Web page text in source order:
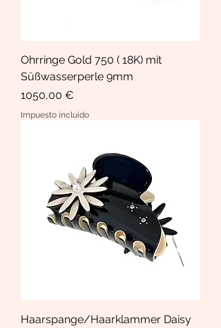
Ohrringe Gold 750 ( 18K) mit
Süßwasserperle 9mm
Precio
1050,00 €
Impuesto incluido
Haarspange/Haarklammer Daisy